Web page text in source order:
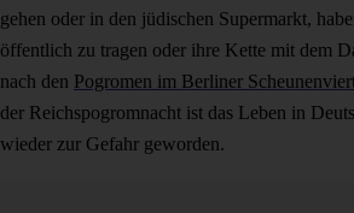
gehen oder in den jüdischen Supermarkt,
öffentlich zu tragen oder ihre Kette mit dem
nach den Pogromen im Berliner
der Reichspogromnacht ist das Leben in
wieder zur Gefahr geworden.